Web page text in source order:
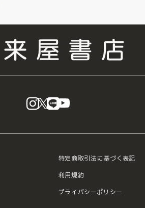
instagram
X LINE
特定商取引法に基づく表記
利用規約
プライバシーポリシー